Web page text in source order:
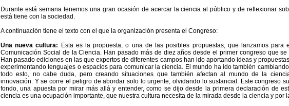
Durante está semana tenemos una gran ocasión de acercar la ciencia al público y de reflexionar
está tiene con la sociedad.
A continuación tiene el texto con el que la organización presenta el Congreso:
Una nueva cultura:
Esta es la propuesta, o una de las posibles propuestas, que lanzamos para
Comunicación Social de la Ciencia. Han pasado más de diez años desde el primer congreso que
Han pasado ediciones en las que expertos de diferentes campos han ido aportando ideas y
experimentando lenguajes o espacios para comunicar la ciencia. El mundo ha ido también
todo esto, no cabe duda, pero creando situaciones que también afectan al mundo de la
innovación. Y se corre el peligro de abordar solo lo urgente, olvidando lo sustancial. Este congreso
fondo, una apuesta por mirar más allá y entender, como se dijo desde la primera declaración de
ciencia es una ocupación importante, que nuestra cultura necesita de la mirada desde la ciencia y por